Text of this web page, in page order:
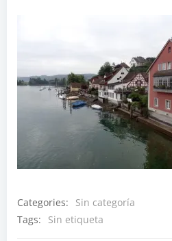
Categories:
Sin categoría
Tags:
Sin etiqueta